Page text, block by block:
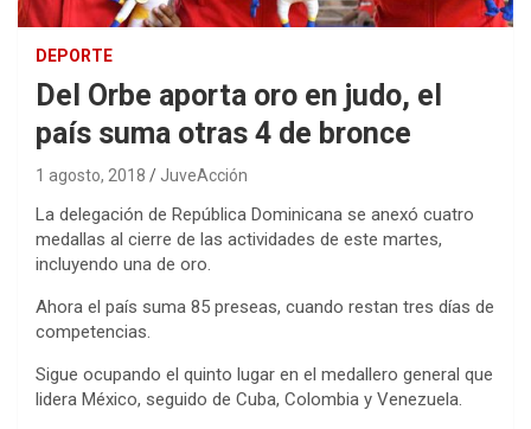
DEPORTE
Del Orbe aporta oro en judo, el
país suma otras 4 de bronce
1 agosto, 2018 JuveAcción
La delegación de República Dominicana se anexó cuatro
medallas al cierre de las actividades de este martes,
incluyendo una de oro.
Ahora el país suma 85 preseas, cuando restan tres días de
competencias.
Sigue ocupando el quinto lugar en el medallero general que
lidera México, seguido de Cuba, Colombia y Venezuela.